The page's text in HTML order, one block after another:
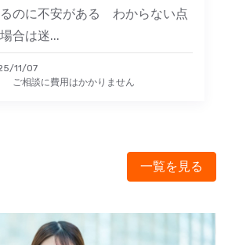
のに不安がある わからない点
合は迷...
11/07
ご相談に費用はかかりません
一覧を見る